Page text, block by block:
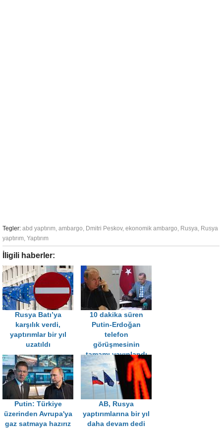
Tegler: abd yaptırım, ambargo, Dmitri Peskov, ekonomik ambargo, Rusya, Rusya
yaptırım, Yaptırım
İligili haberler:
Rusya Batı’ya
karşılık verdi,
yaptırımlar bir yıl
uzatıldı
10 dakika süren
Putin-Erdoğan
telefon
görüşmesinin
tamamı yayınlandı
Putin: Türkiye
üzerinden Avrupa'ya
gaz satmaya hazırız
AB, Rusya
yaptırımlarına bir yıl
daha devam dedi